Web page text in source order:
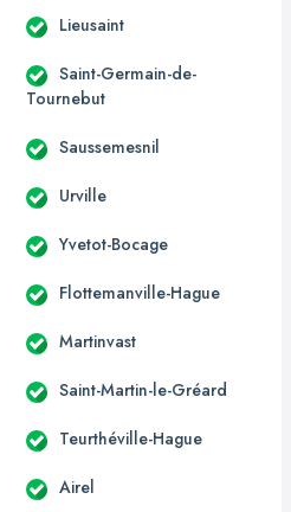
Lieusaint
Saint-Germain-de-
Tournebut
Saussemesnil
Urville
Yvetot-Bocage
Flottemanville-Hague
Martinvast
Saint-Martin-le-Gréard
Teurthéville-Hague
Airel